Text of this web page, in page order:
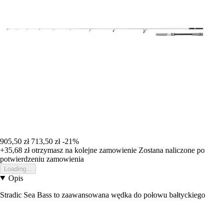
905,50 zł 713,50 zł -21%
+35,68 złotrzymasz na kolejne zamowienie Zostana naliczone po
potwierdzeniu zamowienia
Loading...
Opis
Stradic Sea Bass to zaawansowana wędka do połowu bałtyckiego